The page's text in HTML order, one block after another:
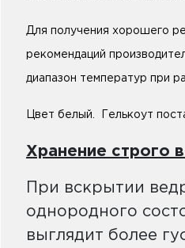
Для получения хорошего
рекомендаций
диапазон температур при
Цвет белый. Гелькоут
Хранение строго
При вскрытии
однородного
выглядит более